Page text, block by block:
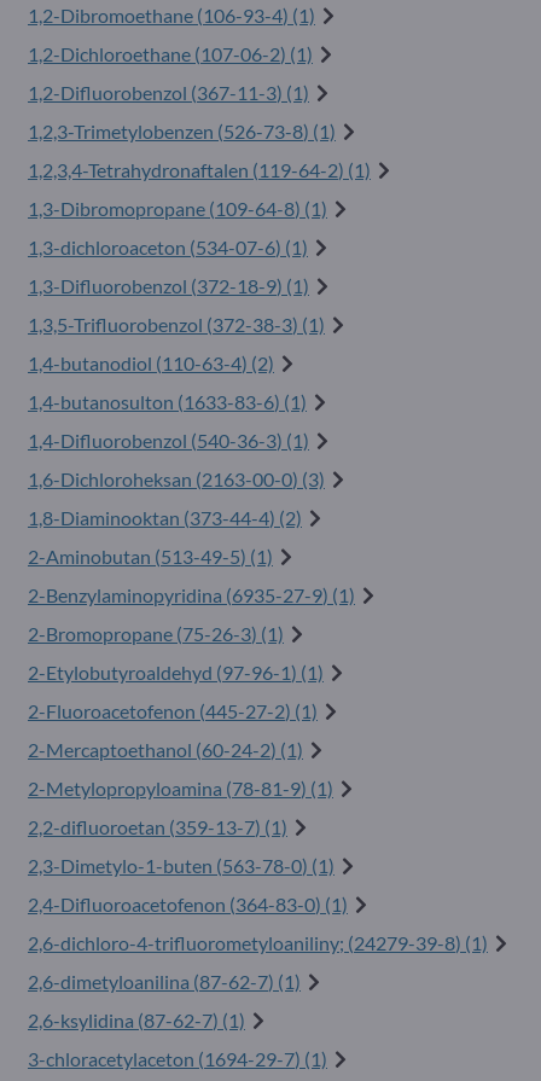
1,2-Dibromoethane (106-93-4) (1)
1,2-Dichloroethane (107-06-2) (1)
1,2-Difluorobenzol (367-11-3) (1)
1,2,3-Trimetylobenzen (526-73-8) (1)
1,2,3,4-Tetrahydronaftalen (119-64-2) (1)
1,3-Dibromopropane (109-64-8) (1)
1,3-dichloroaceton (534-07-6) (1)
1,3-Difluorobenzol (372-18-9) (1)
1,3,5-Trifluorobenzol (372-38-3) (1)
1,4-butanodiol (110-63-4) (2)
1,4-butanosulton (1633-83-6) (1)
1,4-Difluorobenzol (540-36-3) (1)
1,6-Dichloroheksan (2163-00-0) (3)
1,8-Diaminooktan (373-44-4) (2)
2-Aminobutan (513-49-5) (1)
2-Benzylaminopyridina (6935-27-9) (1)
2-Bromopropane (75-26-3) (1)
2-Etylobutyroaldehyd (97-96-1) (1)
2-Fluoroacetofenon (445-27-2) (1)
2-Mercaptoethanol (60-24-2) (1)
2-Metylopropyloamina (78-81-9) (1)
2,2-difluoroetan (359-13-7) (1)
2,3-Dimetylo-1-buten (563-78-0) (1)
2,4-Difluoroacetofenon (364-83-0) (1)
2,6-dichloro-4-trifluorometyloaniliny; (24279-39-8) (1)
2,6-dimetyloanilina (87-62-7) (1)
2,6-ksylidina (87-62-7) (1)
3-chloracetylaceton (1694-29-7) (1)